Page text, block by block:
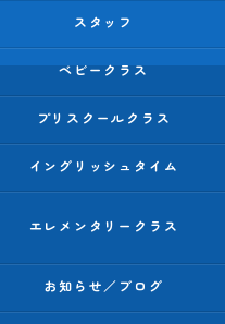
スタッフ
ベビークラス
プリスクールクラス
イングリッシュタイム
エレメンタリークラス
お知らせ／ブログ